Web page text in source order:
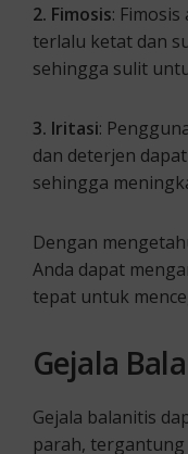
2. Fimosis:
terlalu ketat dan
sehingga sulit
3. Iritasi:
dan deterjen
sehingga
Dengan
Anda dapat
tepat untuk
Gejala
Gejala balanitis
parah,